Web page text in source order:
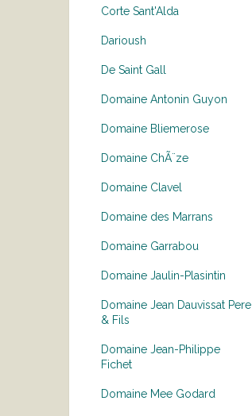
Corte Sant'Alda
Darioush
De Saint Gall
Domaine Antonin Guyon
Domaine Bliemerose
Domaine ChÃ¨ze
Domaine Clavel
Domaine des Marrans
Domaine Garrabou
Domaine Jaulin-Plasintin
Domaine Jean Dauvissat Pere
& Fils
Domaine Jean-Philippe
Fichet
Domaine Mee Godard